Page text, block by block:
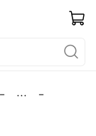
...